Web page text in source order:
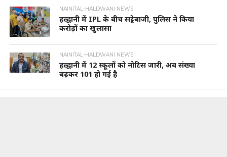
NAINITAL-HALDWANI NEWS
हल्द्वानी में IPL के बीच सट्टेबाजी, पुलिस ने किया
करोड़ों का खुलासा
NAINITAL-HALDWANI NEWS
हल्द्वानी में 12 स्कूलों को नोटिस जारी, अब संख्या
बढ़कर 101 हो गई है